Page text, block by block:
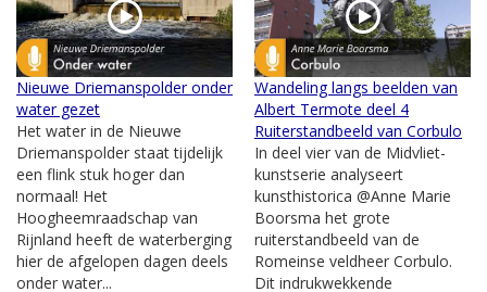
Nieuwe Driemanspolder onder
water gezet
Het water in de Nieuwe
Driemanspolder staat tijdelijk
een flink stuk hoger dan
normaal! Het
Hoogheemraadschap van
Rijnland heeft de waterberging
hier de afgelopen dagen deels
onder water...
Wandeling langs beelden van
Albert Termote deel 4
Ruiterstandbeeld van Corbulo
In deel vier van de Midvliet-
kunstserie analyseert
kunsthistorica @Anne Marie
Boorsma het grote
ruiterstandbeeld van de
Romeinse veldheer Corbulo.
Dit indrukwekkende